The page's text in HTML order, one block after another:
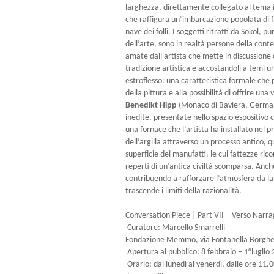
larghezza, direttamente collegato al
che raffigura un’imbarcazione popolata di
nave dei folli. I soggetti ritratti da Sokol,
dell’arte, sono in realtà persone della
amate dall'artista che mette in
tradizione artistica e accostandoli a temi
estroflesso: una caratteristica formale che
della pittura e alla possibilità di offrire una
Benedikt Hipp (Monaco di Baviera,
inedite, presentate nello spazio espositivo
una fornace che l’artista ha installato nel
dell’argilla attraverso un processo antico,
superficie dei manufatti, le cui fattezze
reperti di un’antica civiltà scomparsa.
contribuendo a rafforzare l’atmosfera da
trascende i limiti della razionalità.
Conversation Piece | Part VII – Verso
Curatore: Marcello Smarrelli
Fondazione Memmo, via Fontanella
Apertura al pubblico: 8 febbraio – 1°luglio
Orario: dal lunedì al venerdì, dalle ore